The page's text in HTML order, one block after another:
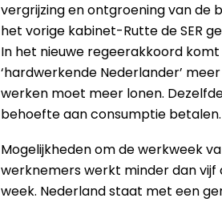
vergrijzing en ontgroening van de
het vorige kabinet-Rutte de SER
In het nieuwe regeerakkoord
‘hardwerkende Nederlander’
werken moet meer lonen.
behoefte aan consumptie betalen.
Mogelijkheden om de werkweek
werknemers werkt minder dan vijf
week. Nederland staat met een